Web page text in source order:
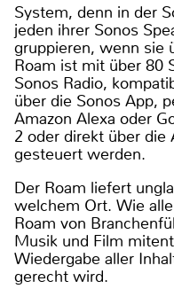
System, denn in der
jeden ihrer Sonos
gruppieren, wenn sie
Roam ist mit über 80
Sonos Radio,
über die Sonos App,
Amazon Alexa oder
2 oder direkt über die
gesteuert werden.
Der Roam liefert
welchem Ort. Wie
Roam von
Musik und Film
Wiedergabe aller
gerecht wird.